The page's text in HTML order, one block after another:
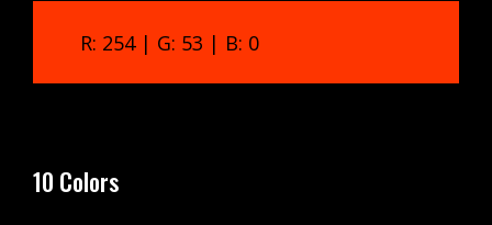
R: 254 | G: 53 | B: 0
10 Colors